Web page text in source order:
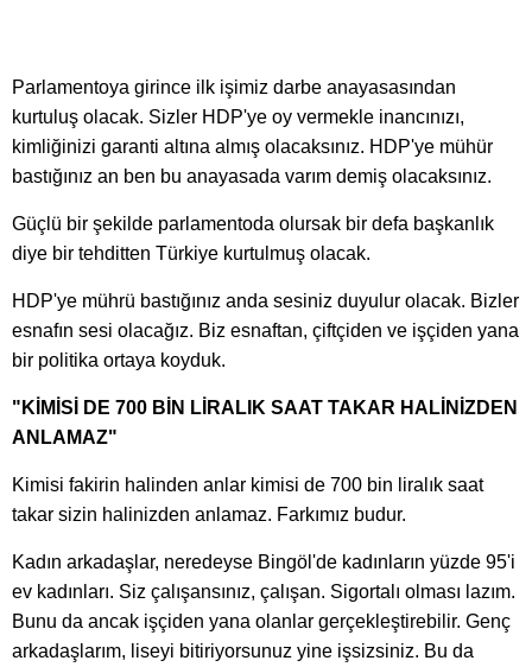
Parlamentoya girince ilk işimiz darbe anayasasından
kurtuluş olacak. Sizler HDP'ye oy vermekle inancınızı,
kimliğinizi garanti altına almış olacaksınız. HDP'ye mühür
bastığınız an ben bu anayasada varım demiş olacaksınız.
Güçlü bir şekilde parlamentoda olursak bir defa başkanlık
diye bir tehditten Türkiye kurtulmuş olacak.
HDP'ye mührü bastığınız anda sesiniz duyulur olacak. Bizler
esnafın sesi olacağız. Biz esnaftan, çiftçiden ve işçiden yana
bir politika ortaya koyduk.
"KİMİSİ DE 700 BİN LİRALIK SAAT TAKAR HALİNİZDEN
ANLAMAZ"
Kimisi fakirin halinden anlar kimisi de 700 bin liralık saat
takar sizin halinizden anlamaz. Farkımız budur.
Kadın arkadaşlar, neredeyse Bingöl'de kadınların yüzde 95'i
ev kadınları. Siz çalışansınız, çalışan. Sigortalı olması lazım.
Bunu da ancak işçiden yana olanlar gerçekleştirebilir. Genç
arkadaşlarım, liseyi bitiriyorsunuz yine işsizsiniz. Bu da